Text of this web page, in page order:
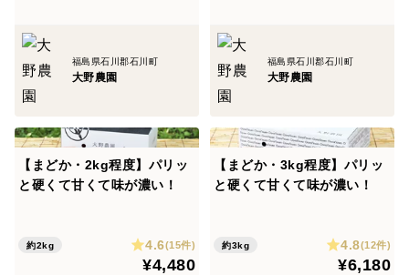
福島県石川郡石川町
大野農園
福島県石川郡石川町
大野農園
【まどか・2kg程度】パリッ
と硬くて甘くて味が濃い！
約2kg 4.6(15件)
¥4,480
【まどか・3kg程度】パリッ
と硬くて甘くて味が濃い！
約3kg 4.8(12件)
¥6,180